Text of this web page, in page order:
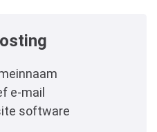
e-mail
software